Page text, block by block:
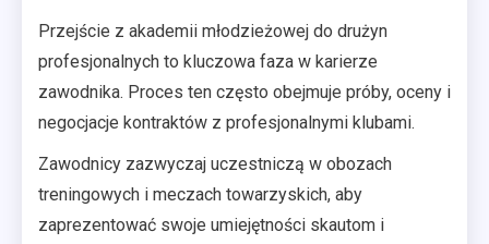
Przejście z akademii młodzieżowej do drużyn
profesjonalnych to kluczowa faza w karierze
zawodnika. Proces ten często obejmuje próby, oceny i
negocjacje kontraktów z profesjonalnymi klubami.
Zawodnicy zazwyczaj uczestniczą w obozach
treningowych i meczach towarzyskich, aby
zaprezentować swoje umiejętności skautom i